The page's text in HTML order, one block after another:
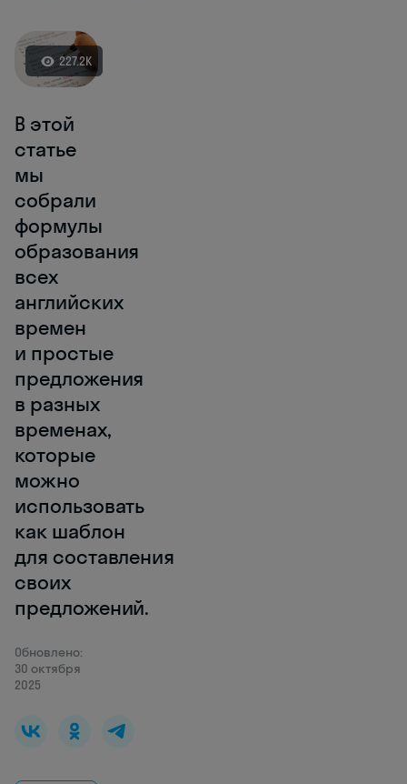
227.2K
В этой
статье
мы
собрали
формулы
образования
всех
английских
времен
и простые
предложения
в разных
временах,
которые
можно
использовать
как шаблон
для составления
своих
предложений.
Обновлено:
30 октября
2025